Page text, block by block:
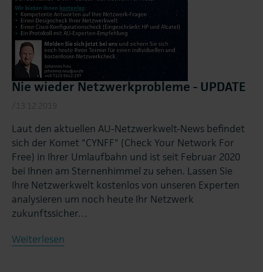
Nie wieder Netzwerkprobleme - UPDATE
/13.12.2019
Laut den aktuellen AU-Netzwerkwelt-News befindet
sich der Komet "CYNFF" (Check Your Network For
Free) in Ihrer Umlaufbahn und ist seit Februar 2020
bei Ihnen am Sternenhimmel zu sehen. Lassen Sie
Ihre Netzwerkwelt kostenlos von unseren Experten
analysieren um noch heute Ihr Netzwerk
zukunftssicher…
Weiterlesen